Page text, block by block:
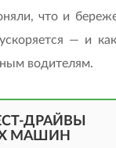
что и
— и
водителям.
ДРАЙВЫ
МАШИН